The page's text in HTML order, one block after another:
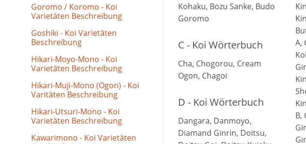
Goromo / Koromo - Koi
Varietäten Beschreibung
Goshiki - Koi Varietäten
Beschreibung
Hikari-Moyo-Mono - Koi
Varietäten Beschreibung
Hikari-Muji-Mono (Ogon) - Koi
Varitäten Beschreibung
Hikari-Utsuri-Mono - Koi
Varietäten Beschreibung
Kawarimono - Koi Varietäten
Kohaku, Bozu Sanke, Budo
Goromo
C - Koi Wörterbuch
Cha, Chogorou, Cream
Ogon, Chagoi
D - Koi Wörterbuch
Dangara, Danmoyo,
Diamand Ginrin, Doitsu,
A,
B,